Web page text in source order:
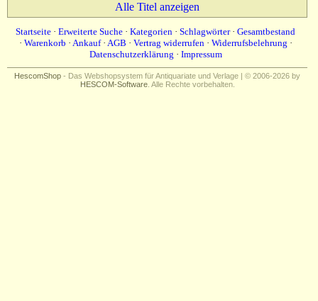
Alle Titel anzeigen
Startseite · Erweiterte Suche · Kategorien · Schlagwörter· Gesamtbestand
· Warenkorb · Ankauf· AGB · Vertrag widerrufen· Widerrufsbelehrung ·
Datenschutzerklärung · Impressum
HescomShop - Das Webshopsystem für Antiquariate und Verlage | © 2006-2026 by
HESCOM-Software. Alle Rechte vorbehalten.